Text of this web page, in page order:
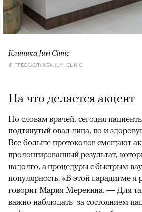
Клиника Juvi Clinic
© ПРЕСС-СЛУЖБА JUVI CLINIC
На что делается акцент
По словам врачей, сегодня
подтянутый овал лица, но и
Все больше протоколов смещают
пролонгированный результат,
надолго, а процедуры с быстрым
популярность. «В этой парадигме
говорит Мария Мерекина. — Для
важно наблюдать за состоянием